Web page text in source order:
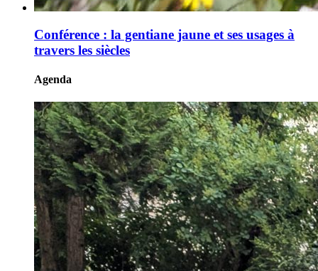
Conférence : la gentiane jaune et ses usages à
travers les siècles
Agenda